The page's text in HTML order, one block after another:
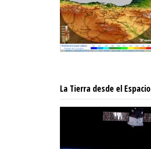
La Tierra desde el Espacio